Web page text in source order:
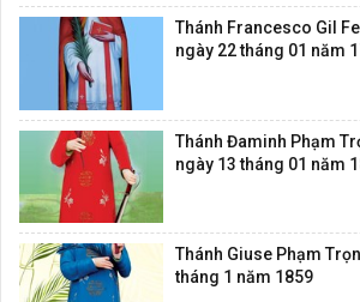
Thánh Francesco Gil
ngày 22 tháng 01 năm
Thánh Đaminh Phạm
ngày 13 tháng 01 năm
Thánh Giuse Phạm
tháng 1 năm 1859